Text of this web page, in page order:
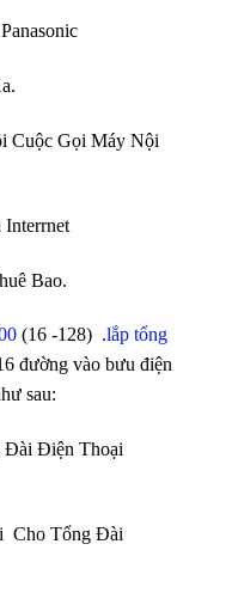
Cuộc Gọi Máy Nội
Bao.
(16 -128) .lắp tổng
đường vào bưu điện
sau:
Đài Điện Thoại
Cho Tổng Đài